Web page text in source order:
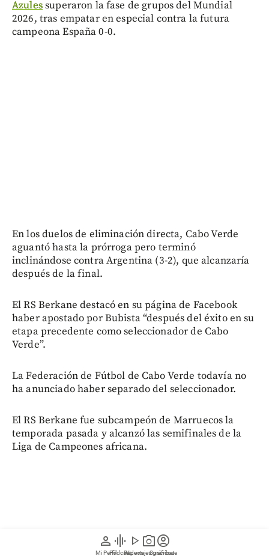
person
Mi Perfil
graphic_eq
Pódcast
play_arrow
Videos
photo_camera
Reportajes gráficos
account_circle
Suscríbete
Azulessuperaron la fase de grupos del Mundial
2026, tras empatar en especial contra la futura
campeona España 0-0.
En los duelos de eliminación directa, Cabo Verde
aguantó hasta la prórroga pero terminó
inclinándose contra Argentina (3-2), que alcanzaría
después de la final.
El RS Berkane destacó en su página de Facebook
haber apostado por Bubista “después del éxito en su
etapa precedente como seleccionador de Cabo
Verde”.
La Federación de Fútbol de Cabo Verde todavía no
ha anunciado haber separado del seleccionador.
El RS Berkane fue subcampeón de Marruecos la
temporada pasada y alcanzó las semifinales de la
Liga de Campeones africana.